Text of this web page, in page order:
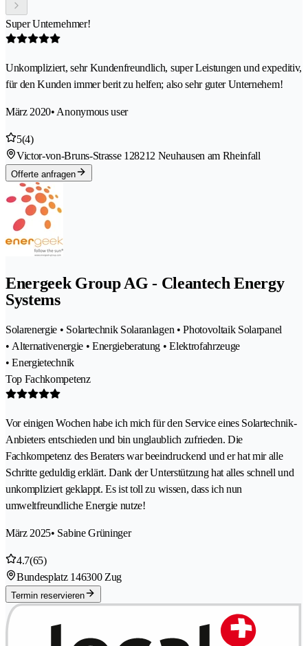
Super Unternehmer!
Unkompliziert, sehr Kundenfreundlich, super Leistungen und expeditiv,
für den Kunden immer berit zu helfen; also sehr guter Unternehem!
März 2020• Anonymous user
5(4)
Victor-von-Bruns-Strasse 128212 Neuhausen am Rheinfall
Offerte anfragen
Energeek Group AG - Cleantech Energy
Systems
Solarenergie • Solartechnik Solaranlagen • Photovoltaik Solarpanel
• Alternativenergie • Energieberatung • Elektrofahrzeuge
• Energietechnik
Top Fachkompetenz
Vor einigen Wochen habe ich mich für den Service eines Solartechnik-
Anbieters entschieden und bin unglaublich zufrieden. Die
Fachkompetenz des Beraters war beeindruckend und er hat mir alle
Schritte geduldig erklärt. Dank der Unterstützung hat alles schnell und
unkompliziert geklappt. Es ist toll zu wissen, dass ich nun
umweltfreundliche Energie nutze!
März 2025• Sabine Grüninger
4.7(65)
Bundesplatz 146300 Zug
Termin reservieren